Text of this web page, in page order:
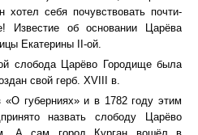
себя почувствовать почти-
Известие об основании Царёва
Екатерины II-ой.
слобода Царёво Городище была
свой герб. XVIII в.
губерниях» и в 1782 году этим
назвать слободу Царёво